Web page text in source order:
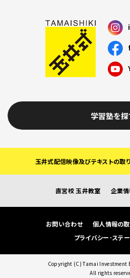
学習塾を探
玉井式配信映像及びテキストの取
直営校 玉井教室 企業
お問い合わせ
個人情報の
プライバシー･ステ
Copyright (C) Tamai Investment
All rights